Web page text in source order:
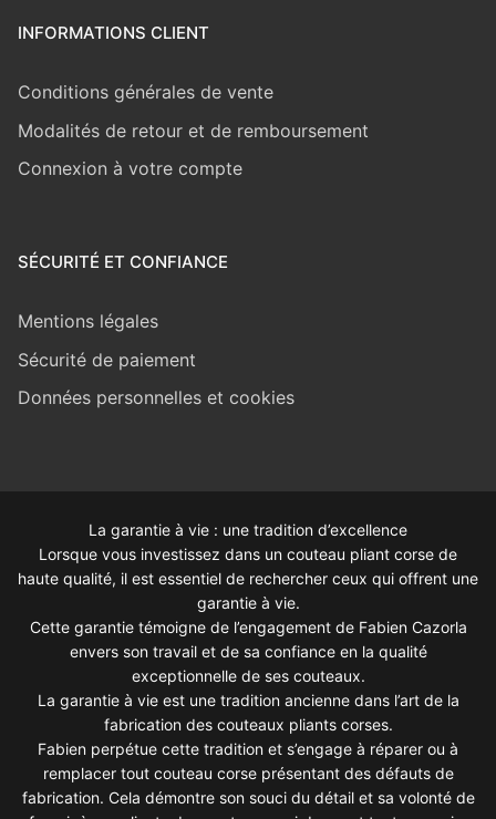
INFORMATIONS CLIENT
Conditions générales de vente
Modalités de retour et de remboursement
Connexion à votre compte
SÉCURITÉ ET CONFIANCE
Mentions légales
Sécurité de paiement
Données personnelles et cookies
La garantie à vie : une tradition d’excellence
Lorsque vous investissez dans un couteau pliant corse de
haute qualité, il est essentiel de rechercher ceux qui offrent une
garantie à vie.
Cette garantie témoigne de l’engagement de Fabien Cazorla
envers son travail et de sa confiance en la qualité
exceptionnelle de ses couteaux.
La garantie à vie est une tradition ancienne dans l’art de la
fabrication des couteaux pliants corses.
Fabien perpétue cette tradition et s’engage à réparer ou à
remplacer tout couteau corse présentant des défauts de
fabrication. Cela démontre son souci du détail et sa volonté de